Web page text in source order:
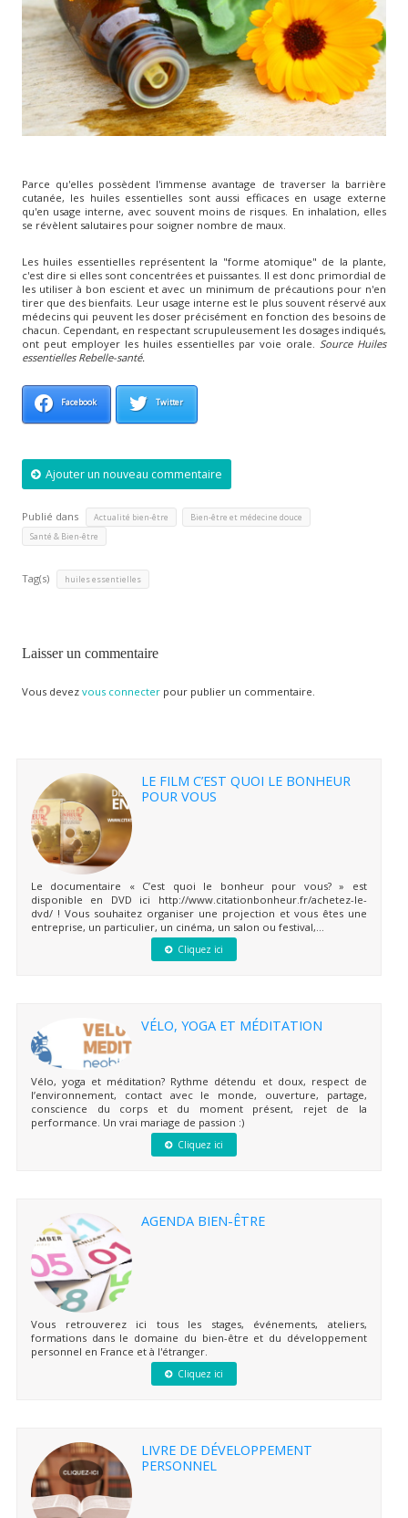
Parce qu'elles possèdent l'immense avantage de traverser la barrière
cutanée, les huiles essentielles sont aussi efficaces en usage externe
qu'en usage interne, avec souvent moins de risques. En inhalation, elles
se révèlent salutaires pour soigner nombre de maux.
Les huiles essentielles représentent la "forme atomique" de la plante,
c'est dire si elles sont concentrées et puissantes. Il est donc primordial de
les utiliser à bon escient et avec un minimum de précautions pour n'en
tirer que des bienfaits. Leur usage interne est le plus souvent réservé aux
médecins qui peuvent les doser précisément en fonction des besoins de
chacun. Cependant, en respectant scrupuleusement les dosages indiqués,
ont peut employer les huiles essentielles par voie orale.
Source Huiles
essentielles Rebelle-santé.
Facebook Twitter
Ajouter un nouveau commentaire
Publié dans Actualité bien-être Bien-être et médecine douce
Santé & Bien-être
Tag(s) huiles essentielles
Laisser un commentaire
Vous devez vous connecterpour publier un commentaire.
LE FILM C’EST QUOI LE BONHEUR
POUR VOUS
Le documentaire « C’est quoi le bonheur pour vous? » est
disponible en DVD ici http://www.citationbonheur.fr/achetez-le-
dvd/ ! Vous souhaitez organiser une projection et vous êtes une
entreprise, un particulier, un cinéma, un salon ou festival,...
Cliquez ici
VÉLO, YOGA ET MÉDITATION
Vélo, yoga et méditation? Rythme détendu et doux, respect de
l’environnement, contact avec le monde, ouverture, partage,
conscience du corps et du moment présent, rejet de la
performance. Un vrai mariage de passion :)
Cliquez ici
AGENDA BIEN-ÊTRE
Vous retrouverez ici tous les stages, événements, ateliers,
formations dans le domaine du bien-être et du développement
personnel en France et à l'étranger.
Cliquez ici
LIVRE DE DÉVELOPPEMENT
PERSONNEL